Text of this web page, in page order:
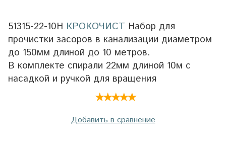
51315-22-10Н КРОКОЧИСТ Набор для
прочистки засоров в канализации диаметром
до 150мм длиной до 10 метров.
В комплекте спирали 22мм длиной 10м с
насадкой и ручкой для вращения
Добавить в сравнение